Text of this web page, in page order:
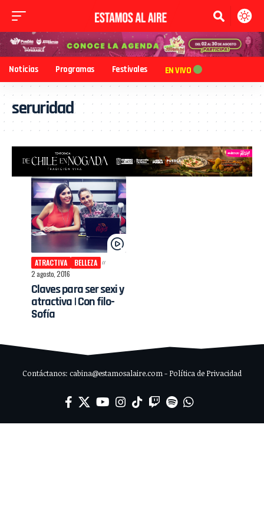
Noticias Programas Festivales EN VIVO
seruridad
ATRACTIVA
BELLEZA
2 agosto, 2016
Claves para ser sexi y
atractiva | Con filo-
Sofía
Contáctanos: cabina@estamosalaire.com - Política de Privacidad